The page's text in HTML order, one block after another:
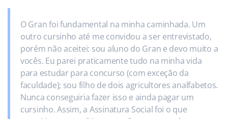
O Gran foi fundamental na minha caminhada. Um
outro cursinho até me convidou a ser entrevistado,
porém não aceitei: sou aluno do Gran e devo muito a
vocês. Eu parei praticamente tudo na minha vida
para estudar para concurso (com exceção da
faculdade); sou filho de dois agricultores analfabetos.
Nunca conseguiria fazer isso e ainda pagar um
cursinho. Assim, a Assinatura Social foi o que